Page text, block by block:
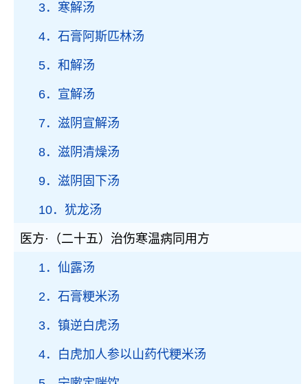
3．寒解汤
4．石膏阿斯匹林汤
5．和解汤
6．宣解汤
7．滋阴宣解汤
8．滋阴清燥汤
9．滋阴固下汤
10．犹龙汤
医方·（二十五）治伤寒温病同用方
1．仙露汤
2．石膏粳米汤
3．镇逆白虎汤
4．白虎加人参以山药代粳米汤